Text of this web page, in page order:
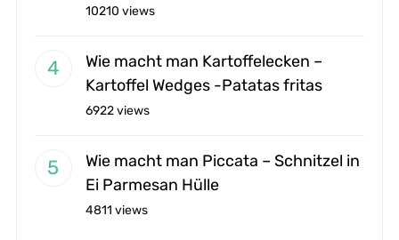
10210 views
Wie macht man Kartoffelecken –
Kartoffel Wedges -Patatas fritas
6922 views
Wie macht man Piccata – Schnitzel in
Ei Parmesan Hülle
4811 views